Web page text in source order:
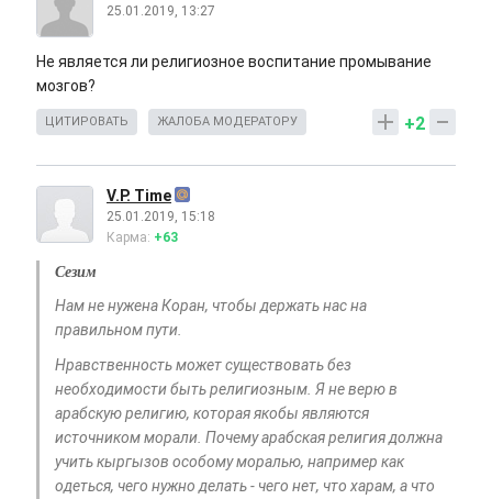
25.01.2019, 13:27
Не является ли религиозное воспитание промывание
мозгов?
+2
ЦИТИРОВАТЬ ЖАЛОБА МОДЕРАТОРУ
V.P. Time
25.01.2019, 15:18
Карма: +63
Сезим
Нам не нужена Коран, чтобы держать нас на
правильном пути.
Нравственность может существовать без
необходимости быть религиозным. Я не верю в
арабскую религию, которая якобы являются
источником морали. Почему арабская религия должна
учить кыргызов особому моралью, например как
одеться, чего нужно делать - чего нет, что харам, а что